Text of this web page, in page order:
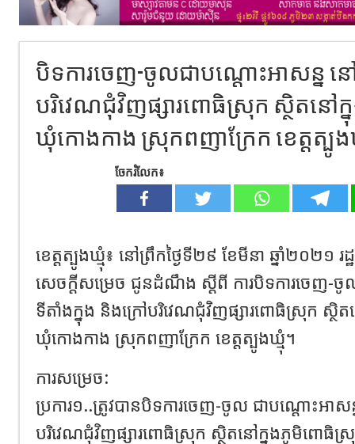
បិទការចេញ-ចូលជាបណ្តោះអាសន្ន ន
បរិវេណជុំវិញផ្សារពោធិស្រុក ស្ថិតនៅ
ឃុំកោងកាង ស្រុកពញាក្រែក ខេត្តត្បូង
ចែករំលែក៖
ខេត្តត្បូងឃ្មុំ៖ នៅព្រឹកថ្ងៃទី២៩ ខែមីនា ឆ្នាំ២០២១ រ
សេចក្តីសម្រេច ជូនដំណឹង ស្តីពី ការបិទការចេញ-ចូ
ទីតាំងក្នុង និងក្រៅបរិវេណជុំវិញផ្សារពោធិស្រុក ស្ថិ
ឃុំកោងកាង ស្រុកពញាក្រែក ខេត្តត្បូងឃ្មុំ។
ការសម្រេច:
ប្រការ១..ត្រូវបានបិទការចេញ-ចូល ជាបណ្តោះអាស
បរិវេណជុំវិញផ្សារពោធិស្រុក ស្ថិតនៅក្នុងភូមិពោធិ